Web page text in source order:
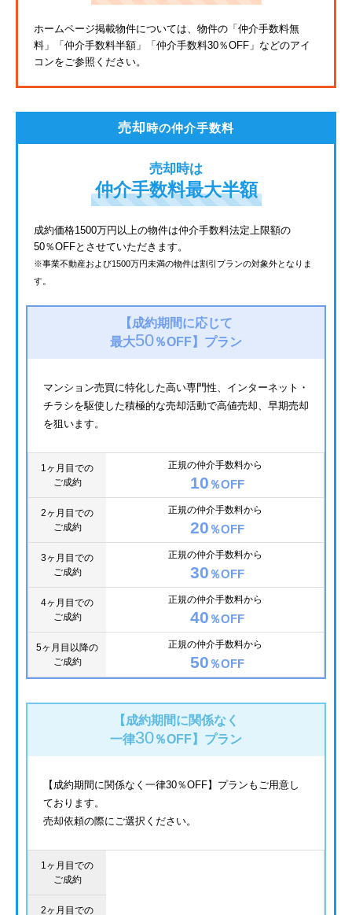
東武東上線
JR鶴見線
京成金町線
ホームページ掲載物件については、物件の「仲介手数料無
料」
「仲介手数料半額」「仲介手数料30％OFF」などのアイ
コンをご参照ください。
売却時の仲介手数料
売却時は
仲介手数料最大半額
成約価格1500万円以上の物件は仲介手数料法定上限額の
50％OFFとさせていただきます。
※事業不動産および1500万円未満の物件は割引プランの対象外となりま
す。
【成約期間に応じて
最大50％OFF】 プラン
マンション売買に特化した高い専門性、インターネット・
チラシを駆使した積極的な売却活動で高値売却、早期売却
を狙います。
1ヶ月目での
ご成約
正規の仲介手数料から
10 ％OFF
2ヶ月目での
ご成約
正規の仲介手数料から
20 ％OFF
3ヶ月目での
ご成約
正規の仲介手数料から
30 ％OFF
4ヶ月目での
ご成約
正規の仲介手数料から
40 ％OFF
5ヶ月目以降の
ご成約
正規の仲介手数料から
50 ％OFF
【成約期間に関係なく
一律30％OFF】 プラン
【成約期間に関係なく一律30％OFF】プランもご用意し
ております。
売却依頼の際にご選択ください。
1ヶ月目での
ご成約
2ヶ月目での